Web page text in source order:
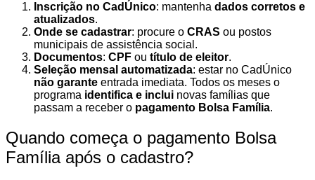
Inscrição no CadÚnico: mantenha dados corretos e
atualizados.
Onde se cadastrar: procure o CRAS ou postos
municipais de assistência social.
Documentos: CPF ou título de eleitor.
Seleção mensal automatizada: estar no CadÚnico
não garante entrada imediata. Todos os meses o
programa identifica e inclui novas famílias que
passam a receber o pagamento Bolsa Família.
Quando começa o pagamento Bolsa
Família após o cadastro?